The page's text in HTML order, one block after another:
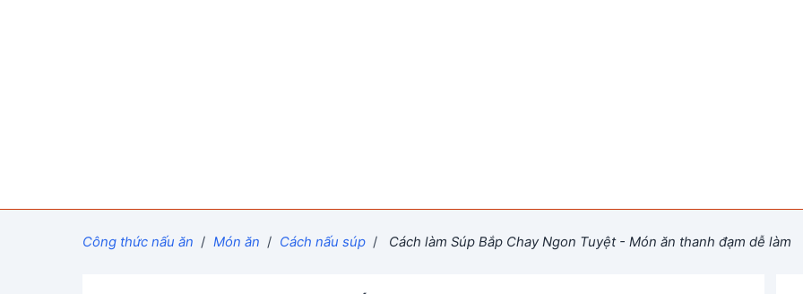
Công thức nấu ăn / Món ăn / Cách nấu súp / Cách làm Súp Bắp Chay Ngon Tuyệt - Món ăn thanh đạm dễ làm